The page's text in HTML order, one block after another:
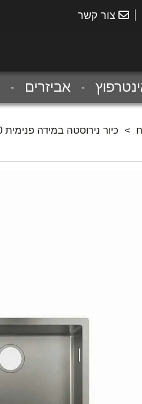
צור קשר
אביזרים
> כיור נירוסטה במידה פנימית 500X400 מ"מ להתקנה תחתונה